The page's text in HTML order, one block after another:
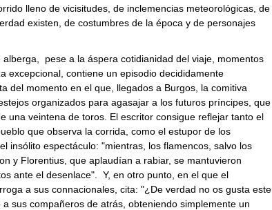
lleno de vicisitudes, de inclemencias meteorológicas, de
existen, de costumbres de la época y de personajes
pese a la áspera cotidianidad del viaje, momentos
excepcional, contiene un episodio decididamente
del momento en el que, llegados a Burgos, la comitiva
organizados para agasajar a los futuros príncipes, que
una veintena de toros. El escritor consigue reflejar tanto el
que observa la corrida, como el estupor de los
insólito espectáculo: "mientras, los flamencos, salvo los
y Florentius, que aplaudían a rabiar, se mantuvieron
ante el desenlace". Y, en otro punto, en el que el
a sus connacionales, cita: "¿De verdad no os gusta este
a sus compañeros de atrás, obteniendo simplemente un